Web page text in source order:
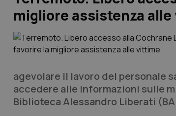
migliore assistenza
agevolare il lavoro del personale
accedere alle informazioni sulle
Biblioteca Alessandro Liberati